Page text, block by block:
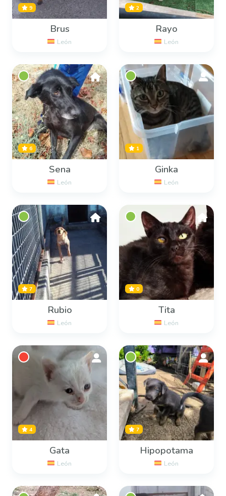
9
Brus
León
2
Rayo
León
6
Sena
León
1
Ginka
León
7
Rubio
León
0
Tita
León
4
Gata
León
7
Hipopotama
León